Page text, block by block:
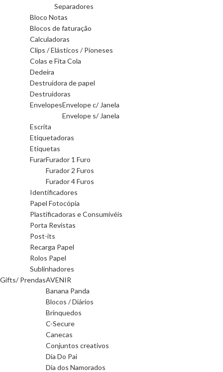
Separadores
Bloco Notas
Blocos de faturação
Calculadoras
Clips / Elásticos / Pioneses
Colas e Fita Cola
Dedeira
Destruidora de papel
Destruidoras
EnvelopesEnvelope c/ Janela
Envelope s/ Janela
Escrita
Etiquetadoras
Etiquetas
FurarFurador 1 Furo
Furador 2 Furos
Furador 4 Furos
Identificadores
Papel Fotocópia
Plastificadoras e Consumivéis
Porta Revistas
Post-its
Recarga Papel
Rolos Papel
Sublinhadores
Gifts/ PrendasAVENIR
Banana Panda
Blocos / Diários
Brinquedos
C-Secure
Canecas
Conjuntos creativos
Dia Do Pai
Dia dos Namorados